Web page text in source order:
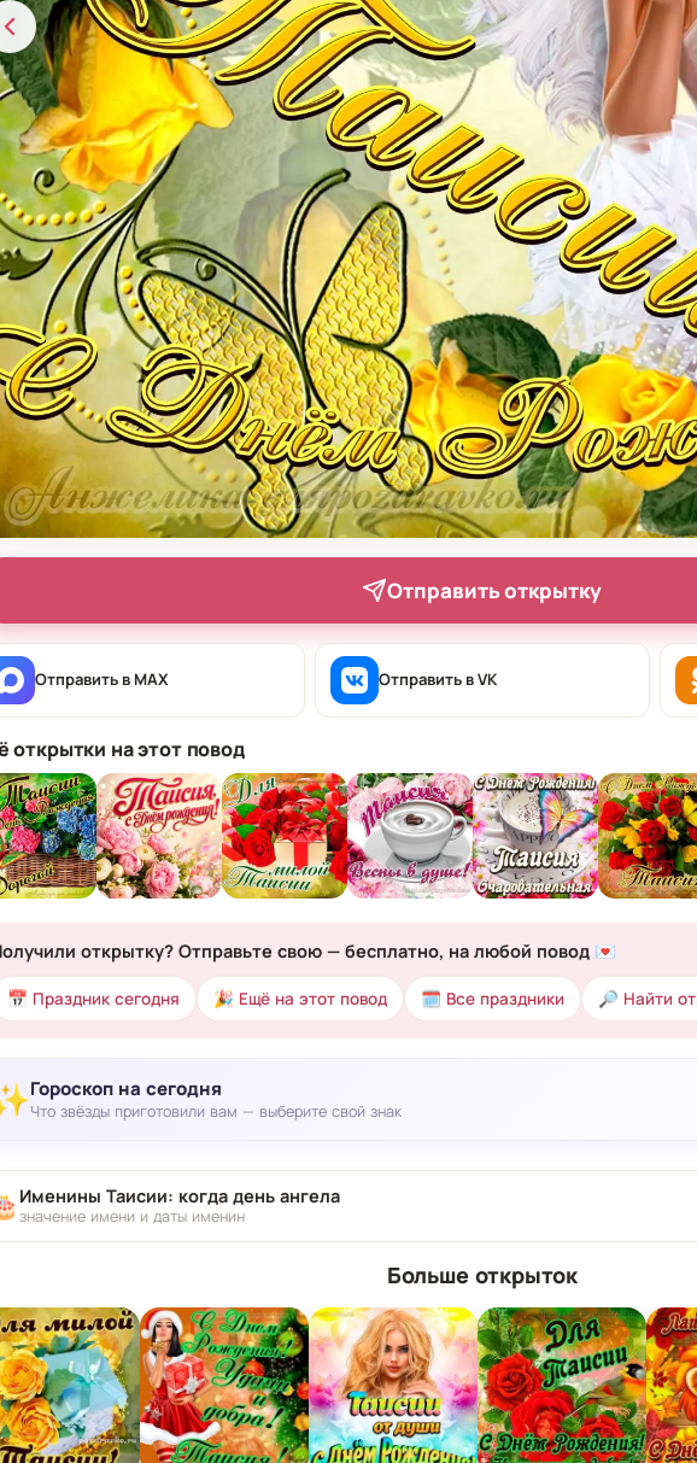
Отправить открытку
Отправить в MAX Отправить в VK
открытки на этот повод
открытку? Отправьте свою — бесплатно, на любой повод 💌
📅 Праздник сегодня 🎉 Ещё на этот повод 🗓 Все праздники 🔎 Найти
Гороскоп на сегодня
Что звёзды приготовили вам — выберите свой знак
Именины Таисии: когда день ангела
значение имени и даты именин
Больше открыток